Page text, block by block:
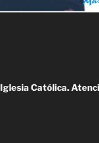
Iglesia Católica.